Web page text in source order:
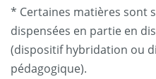
* Certaines matières sont
dispensées en partie en
(dispositif hybridation ou
pédagogique).